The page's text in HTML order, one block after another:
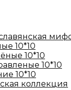
10*10
10*10
10*10
10*10
коллекция